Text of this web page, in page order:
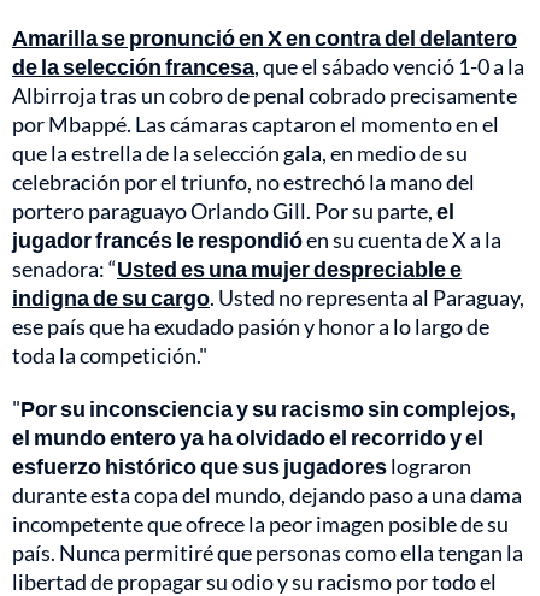
Amarilla se pronunció en X en contra del delantero
de la selección francesa, que el sábado venció 1-0 a la
Albirroja tras un cobro de penal cobrado precisamente
por Mbappé. Las cámaras captaron el momento en el
que la estrella de la selección gala, en medio de su
celebración por el triunfo, no estrechó la mano del
portero paraguayo Orlando Gill. Por su parte,el
jugador francés le respondióen su cuenta de X a la
senadora: “Usted es una mujer despreciable e
indigna de su cargo. Usted no representa al Paraguay,
ese país que ha exudado pasión y honor a lo largo de
toda la competición."
"Por su inconsciencia y su racismo sin complejos,
el mundo entero ya ha olvidado el recorrido y el
esfuerzo histórico que sus jugadoreslograron
durante esta copa del mundo, dejando paso a una dama
incompetente que ofrece la peor imagen posible de su
país. Nunca permitiré que personas como ella tengan la
libertad de propagar su odio y su racismo por todo el